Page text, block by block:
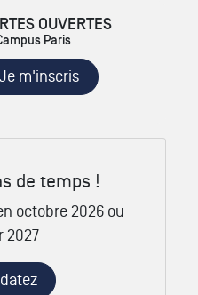
OUVERTES
Paris
Je m'inscris
de temps !
octobre 2026 ou
2027